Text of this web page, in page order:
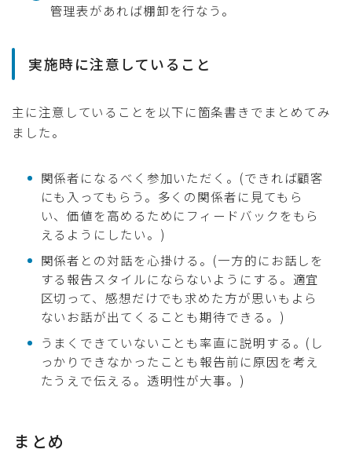
管理表があれば棚卸を行なう。
実施時に注意していること
主に注意していることを以下に箇条書きでまとめてみ
ました。
関係者になるべく参加いただく。(できれば顧客
にも入ってもらう。多くの関係者に見てもら
い、価値を高めるためにフィードバックをもら
えるようにしたい。)
関係者との対話を心掛ける。(一方的にお話しを
する報告スタイルにならないようにする。適宜
区切って、感想だけでも求めた方が思いもよら
ないお話が出てくることも期待できる。)
うまくできていないことも率直に説明する。(し
っかりできなかったことも報告前に原因を考え
たうえで伝える。透明性が大事。)
まとめ